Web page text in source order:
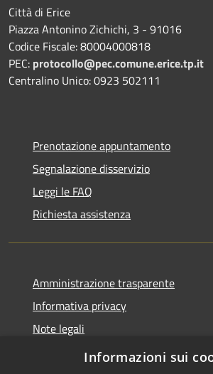
Città di Erice
Piazza Antonino Zichichi, 3 - 91016
Codice Fiscale: 80004000818
PEC: protocollo@pec.comune.erice.tp.it
Centralino Unico: 0923 502111
Prenotazione appuntamento
Segnalazione disservizio
Leggi le FAQ
Richiesta assistenza
Amministrazione trasparente
Informativa privacy
Note legali
Dichiarazione di accessibilità
Informazioni sui